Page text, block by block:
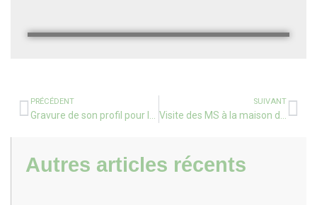
PRÉCÉDENT SUIVANT
Autres articles récents